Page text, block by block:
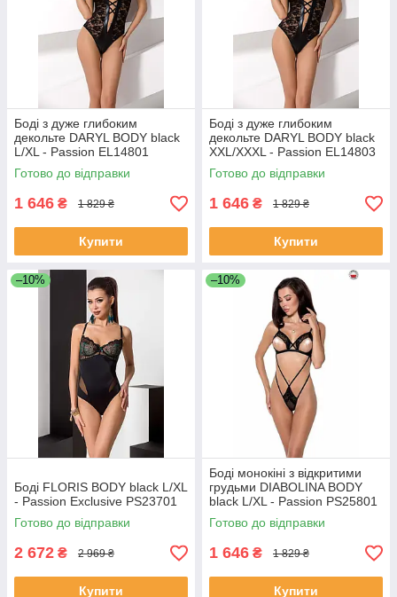
Боді з дуже глибоким
декольте DARYL BODY black
L/XL - Passion EL14801
Готово до відправки
1 646 ₴ 1 829 ₴
Купити
Боді з дуже глибоким
декольте DARYL BODY black
XXL/XXXL - Passion EL14803
Готово до відправки
1 646 ₴ 1 829 ₴
Купити
–10%
Боді FLORIS BODY black L/XL
- Passion Exclusive PS23701
Готово до відправки
2 672 ₴ 2 969 ₴
Купити
–10%
Боді монокіні з відкритими
грудьми DIABOLINA BODY
black L/XL - Passion PS25801
Готово до відправки
1 646 ₴ 1 829 ₴
Купити